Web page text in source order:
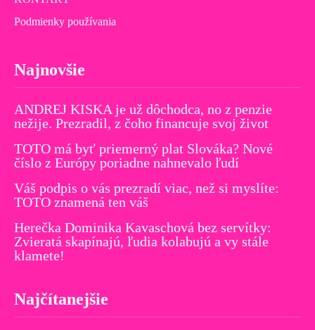
Podmienky používania
Najnovšie
ANDREJ KISKA je už dôchodca, no z penzie
nežije. Prezradil, z čoho financuje svoj život
TOTO má byť priemerný plat Slováka? Nové
číslo z Európy poriadne nahnevalo ľudí
Váš podpis o vás prezradí viac, než si myslíte:
TOTO znamená ten váš
Herečka Dominika Kavaschová bez servítky:
Zvieratá skapínajú, ľudia kolabujú a vy stále
klamete!
Najčítanejšie